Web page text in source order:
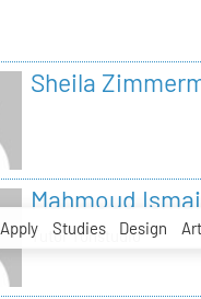
Apply Studies Design Art
Sheila
Mahmoud
Tutor Tonstudio